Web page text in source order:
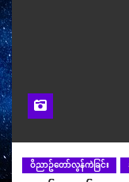
ဝိညာဥ်တော်လွန်ကဲခြင်း